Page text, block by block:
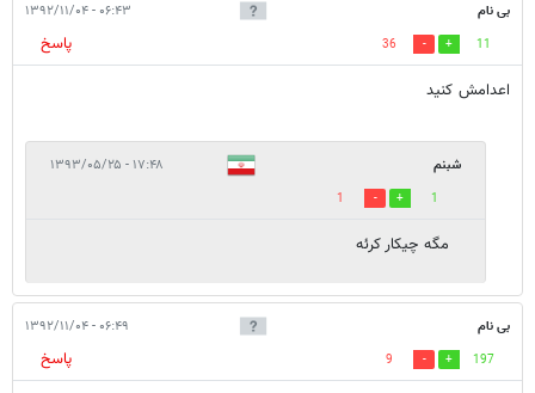
بی نام ۰۶:۴۳ - ۱۳۹۲/۱۱/۰۴
11
36
پاسخ
اعدامش کنید
شبنم ۱۷:۴۸ - ۱۳۹۳/۰۵/۲۵
1
1
مگه چیکار کرئه
بی نام ۰۶:۴۹ - ۱۳۹۲/۱۱/۰۴
197
9
پاسخ